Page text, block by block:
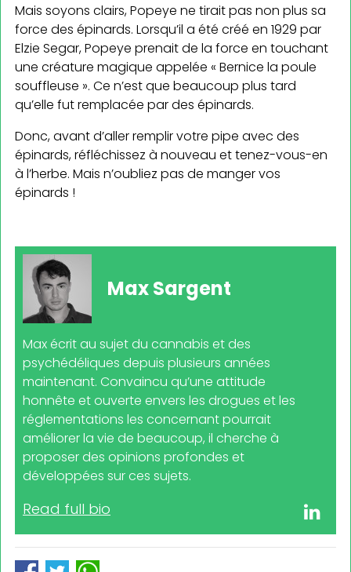
Mais soyons clairs, Popeye ne tirait pas non plus sa
force des épinards. Lorsqu’il a été créé en 1929 par
Elzie Segar, Popeye prenait de la force en touchant
une créature magique appelée « Bernice la poule
souffleuse ». Ce n’est que beaucoup plus tard
qu’elle fut remplacée par des épinards.
Donc, avant d’aller remplir votre pipe avec des
épinards, réfléchissez à nouveau et tenez-vous-en
à l’herbe. Mais n’oubliez pas de manger vos
épinards !
Max Sargent
Max écrit au sujet du cannabis et des
psychédéliques depuis plusieurs années
maintenant. Convaincu qu’une attitude
honnête et ouverte envers les drogues et les
réglementations les concernant pourrait
améliorer la vie de beaucoup, il cherche à
proposer des opinions profondes et
développées sur ces sujets.
Read full bio